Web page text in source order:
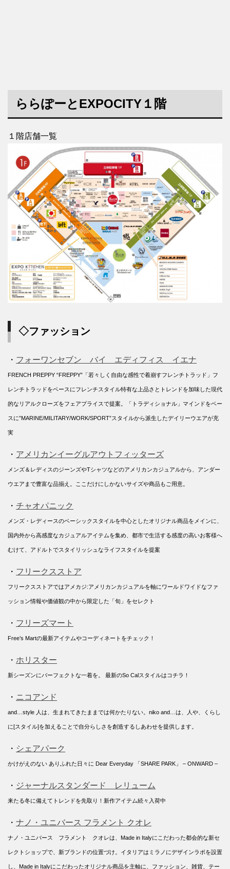
ららぽーとEXPOCITY１階
１階店舗一覧
◇ファッション
・ フォーワンセブン バイ エディフィス イエナ
FRENCH PREPPY “FREPPY”「若々しく自由な感性で着崩すフレンチトラッド」フ
レンチトラッドをベースにフレンチスタイル特有な上品さとトレンドを加味した現代
的なリアルクローズをフェアプライスで提案。「トラディショナル」マインドをベー
スに”MARINE/MILITARY/WORK/SPORT”スタイルから派生したデイリーウエアが充
実
・ アメリカンイーグルアウトフィッターズ
メンズ＆レディスのジーンズやTシャツなどのアメリカンカジュアルから、アンダー
ウエアまで豊富な品揃え。ここだけにしかないサイズや商品もご用意。
・ チャオパニック
メンズ・レディースのベーシックスタイルを中心としたオリジナル商品をメインに、
国内外から高感度なカジュアルアイテムを集め、都市で生活する感度の高いお客様へ
むけて、アドルトでスタイリッシュなライフスタイルを提案
・ フリークスストア
フリークスストアではアメカジ:アメリカンカジュアルを軸にワールドワイドなファ
ッション情報や価値観の中から限定した「旬」をセレクト
・ フリーズマート
Free’s Martの最新アイテムやコーディネートをチェック！
・ ホリスター
新シーズンにパーフェクトな一着を。 最新のSo Calスタイルはコチラ！
・ ニコアンド
and…style 人は、生まれてきたままでは何かたりない。niko and…は、人や、くらし
に[スタイル]を加えることで自分らしさを創造するしあわせを提供します。
・ シェアパーク
かけがえのない ありふれた日々に Dear Everyday 「SHARE PARK」 – ONWARD –
・ ジャーナルスタンダード レリューム
来たる冬に備えてトレンドを先取り！新作アイテム続々入荷中
・ ナノ・ユニバース フラメント クオレ
ナノ・ユニバース フラメント クオレは、Made in Italyにこだわった都会的な新セ
レクトショップで、新ブランドの位置づけ。イタリアはミラノにデザインラボを設置
し、Made in Italyにこだわったオリジナル商品を主軸に、ファッション、雑貨、テー